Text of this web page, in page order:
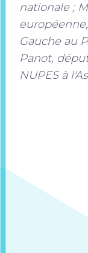
nationale ;
Gauche au
Panot,
NUPES à